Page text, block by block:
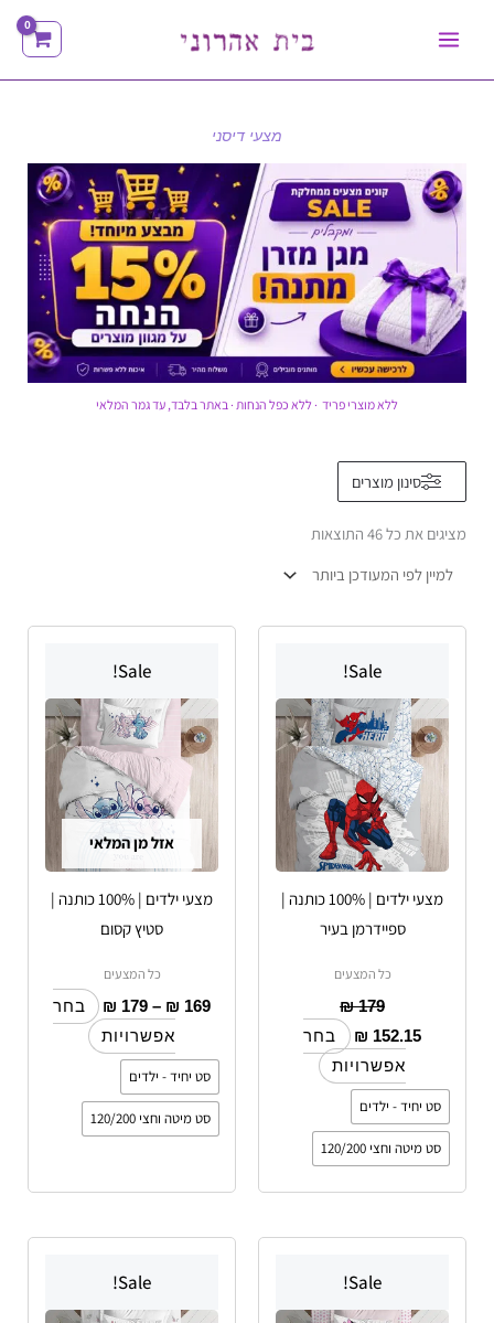
מצעי דיסני
ללא מוצרי פריד · ללא כפל הנחות · באתר בלבד, עד גמר המלאי
סינון מוצרים
מציגים את כל ⁦46⁩ התוצאות
ביותר
Sale!
מצעי ילדים | 100% כותנה |
ספיידרמן בעיר
כל המצעים
₪179
₪ 152.15
בחר
אפשרויות
יש
מספר
סוגים.
ניתן
לבחור
את
האפשרויות
בעמוד
סט יחיד - ילדים
סט מיטה וחצי 120/200
Sale!
אזל מן המלאי
מצעי ילדים | 100% כותנה |
סטיץ קסום
כל המצעים
₪ 169
–
₪ 179
עד
בחר
אפשרויות
יש
מספר
סוגים.
לבחור
האפשרויות
בעמוד
סט יחיד - ילדים
סט מיטה וחצי 120/200
Sale!
יש
Sale!
יש